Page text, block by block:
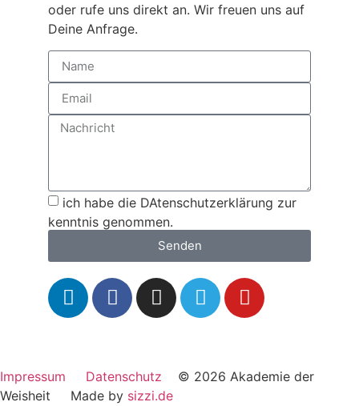
oder rufe uns direkt an. Wir freuen uns auf
Deine Anfrage.
ich habe die DAtenschutzerklärung zur
kenntnis genommen.
Senden
Impressum Datenschutz © 2026 Akademie der
Weisheit Made by sizzi.de